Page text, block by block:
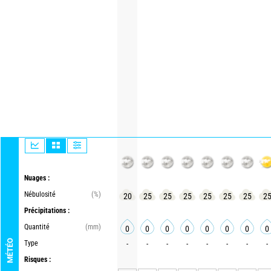
MÉTÉO
Nuages :
Nébulosité
(%)
Précipitations :
Quantité
(mm)
Type
Risques :
20 25 25 25 25 25 25 25
0 0 0 0 0 0 0 0
- - - - - - - -